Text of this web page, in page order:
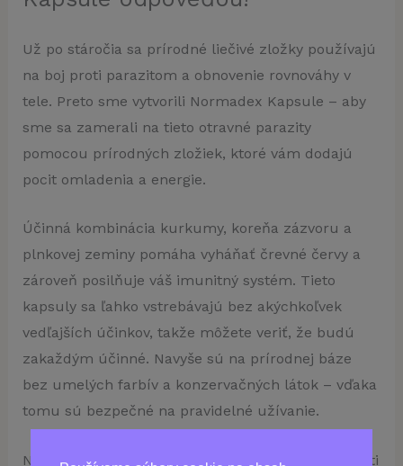
Už po stáročia sa prírodné liečivé zložky používajú
na boj proti parazitom a obnovenie rovnováhy v
tele. Preto sme vytvorili Normadex Kapsule – aby
sme sa zamerali na tieto otravné parazity
pomocou prírodných zložiek, ktoré vám dodajú
pocit omladenia a energie.
Účinná kombinácia kurkumy, koreňa zázvoru a
plnkovej zeminy pomáha vyháňať črevné červy a
zároveň posilňuje váš imunitný systém. Tieto
kapsuly sa ľahko vstrebávajú bez akýchkoľvek
vedľajších účinkov, takže môžete veriť, že budú
zakaždým účinné. Navyše sú na prírodnej báze
bez umelých farbív a konzervačných látok – vďaka
tomu sú bezpečné na pravidelné užívanie.
Normadex Kapsule sú vhodné pre dospelých a deti